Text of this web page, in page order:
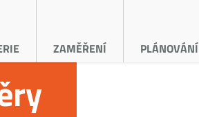
ZAMĚŘENÍ PLÁNOVÁNÍ